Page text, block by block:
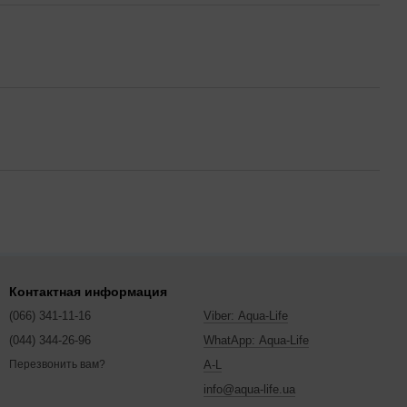
Контактная информация
(066) 341-11-16
(044) 344-26-96
Перезвонить вам?
Viber: Aqua-Life
WhatApp: Aqua-Life
A-L
info@aqua-life.ua